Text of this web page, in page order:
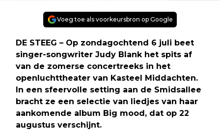
Voeg toe als voorkeursbron op Google
DE STEEG – Op zondagochtend 6 juli beet
singer-songwriter Judy Blank het spits af
van de zomerse concertreeks in het
openluchttheater van Kasteel Middachten.
In een sfeervolle setting aan de Smidsallee
bracht ze een selectie van liedjes van haar
aankomende album Big mood, dat op 22
augustus verschijnt.